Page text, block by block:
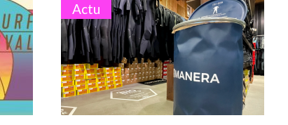
Actu